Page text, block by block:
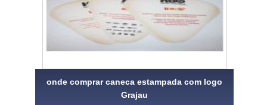
onde comprar caneca estampada com logo
Grajau